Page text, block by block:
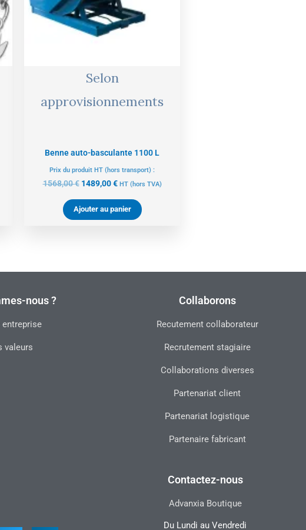
Selon
approvisionnements
Benne auto-basculante 1100 L
Prix du produit HT (hors transport) :
1568,00€ 1489,00€ HT (hors TVA)
Ajouter au panier
nous ?
entreprise
valeurs
Collaborons
Recutement collaborateur
Recrutement stagiaire
Collaborations diverses
Partenariat client
Partenariat logistique
Partenaire fabricant
Contactez-nous
Advanxia Boutique
Du Lundi au Vendredi